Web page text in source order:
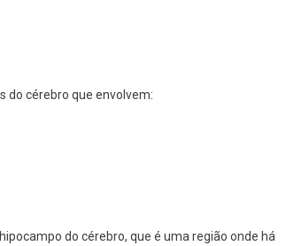
do cérebro que envolvem:
do cérebro, que é uma região onde há